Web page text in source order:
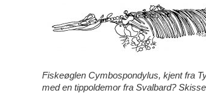
Fiskeøglen Cymbospondylus, kjent fra
med en tippoldemor fra Svalbard?